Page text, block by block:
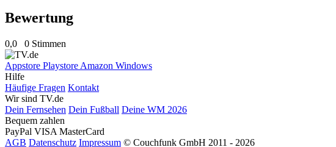
Bewertung
0,0 0 Stimmen
Appstore Playstore Amazon Windows
Hilfe
Häufige Fragen Kontakt
Wir sind TV.de
Dein Fernsehen Dein Fußball Deine WM 2026
Bequem zahlen
PayPal VISA MasterCard
AGB Datenschutz Impressum © Couchfunk GmbH 2011 - 2026